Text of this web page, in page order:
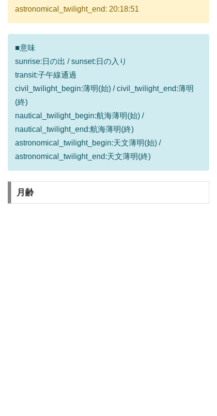
astronomical_twilight_end: 20:18:51
■意味
sunrise:日の出 / sunset:日の入り
transit:子午線通過
civil_twilight_begin:薄明(始) / civil_twilight_end:薄明
(終)
nautical_twilight_begin:航海薄明(始) /
nautical_twilight_end:航海薄明(終)
astronomical_twilight_begin:天文薄明(始) /
astronomical_twilight_end:天文薄明(終)
月齢